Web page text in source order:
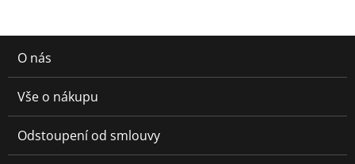
O nás
Vše o nákupu
Odstoupení od smlouvy